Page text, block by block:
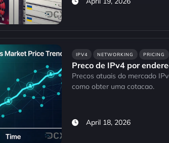
IPV4 NETWORKING PRICING
Preco de IPv4 por
Precos atuais do mercado
como obter uma cotacao.
April 18, 2026